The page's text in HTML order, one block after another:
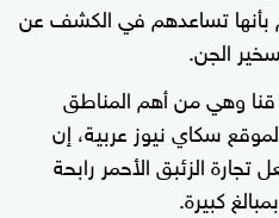
بأنها تساعدهم في الكشف عن
الجن.
وهي من أهم المناطق
سكاي نيوز عربية، إن
الزئبق الأحمر رابحة
كبيرة.